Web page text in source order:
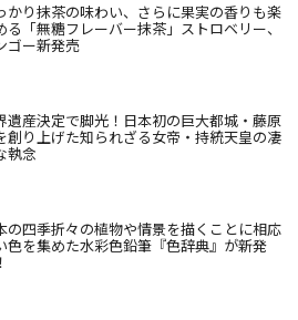
かり抹茶の味わい、さらに果実の香りも楽
る「無糖フレーバー抹茶」ストロベリー、
ゴー新発売
遺産決定で脚光！日本初の巨大都城・藤原
創り上げた知られざる女帝・持統天皇の凄
執念
の四季折々の植物や情景を描くことに相応
色を集めた水彩色鉛筆『色辞典』が新発